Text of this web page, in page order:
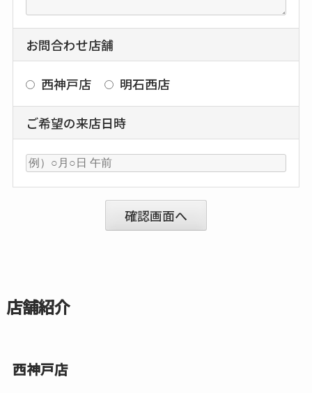
お問合わせ店舗
西神戸店 明石西店
ご希望の来店日時
店舗紹介
西神戸店